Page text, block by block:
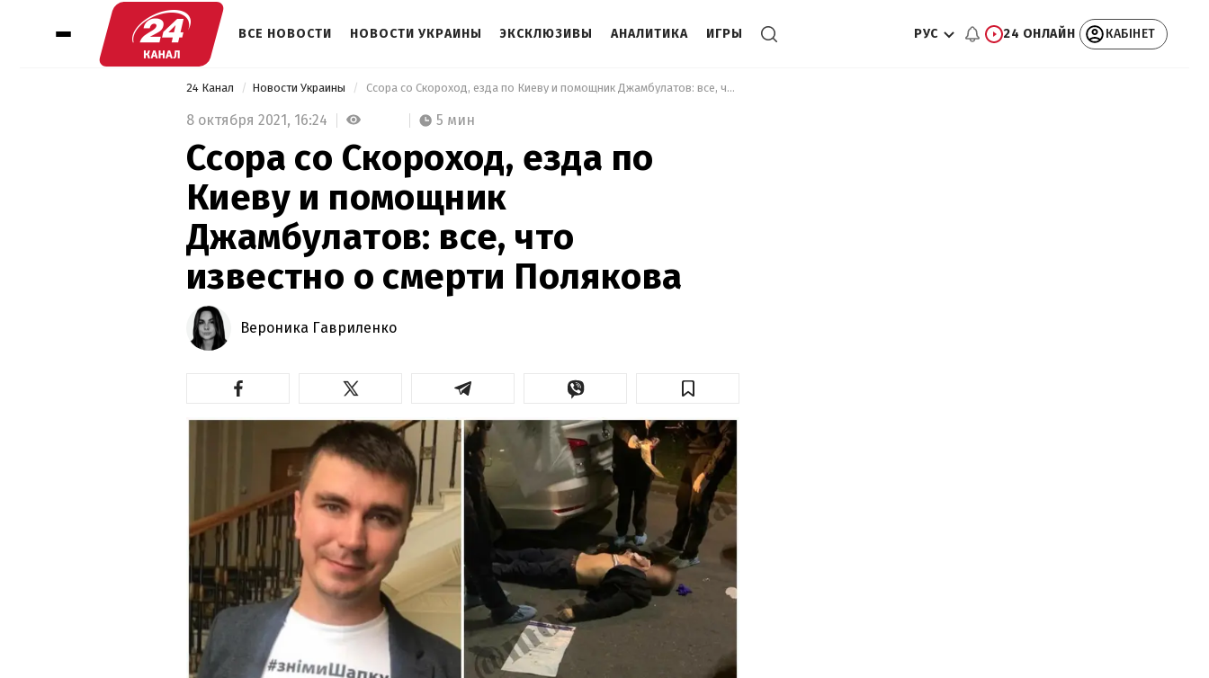
ВСЕ НОВОСТИ НОВОСТИ УКРАИНЫ ЭКСКЛЮЗИВЫ АНАЛИТИКА ИГРЫ РУС 24 ОНЛАЙН КАБІНЕТ
24 Канал Новости Украины Ссора со Скороход, езда по Киеву и помощник Джамбулатов: все, что известно о смерти Полякова
8 октября 2021, 16:24 5 мин
Ссора со Скороход, езда по
Киеву и помощник
Джамбулатов: все, что
известно о смерти Полякова
Вероника Гавриленко